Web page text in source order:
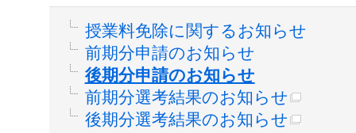
授業料免除に関するお知らせ
前期分申請のお知らせ
後期分申請のお知らせ
前期分選考結果のお知らせ
後期分選考結果のお知らせ